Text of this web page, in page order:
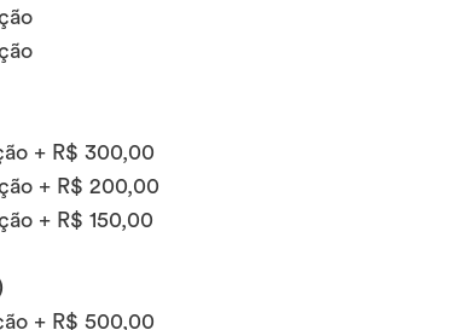
+ R$ 300,00
+ R$ 200,00
+ R$ 150,00
+ R$ 500,00